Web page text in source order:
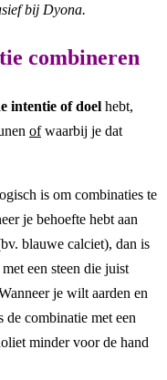
bij Dyona.
combineren
intentie of doel hebt,
ofwaarbij je dat
is om combinaties te
je behoefte hebt aan
blauwe calciet), dan is
een steen die juist
je wilt aarden en
de combinatie met een
minder voor de hand